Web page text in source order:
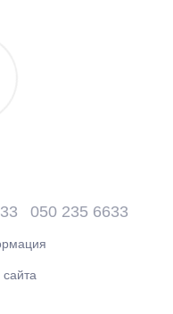
050 235 6633